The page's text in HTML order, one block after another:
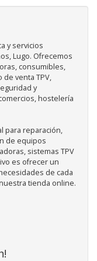
y servicios
Lugo. Ofrecemos
consumibles,
venta TPV,
y
hostelería
para reparación,
de equipos
sistemas TPV
es ofrecer un
de cada
tienda online.